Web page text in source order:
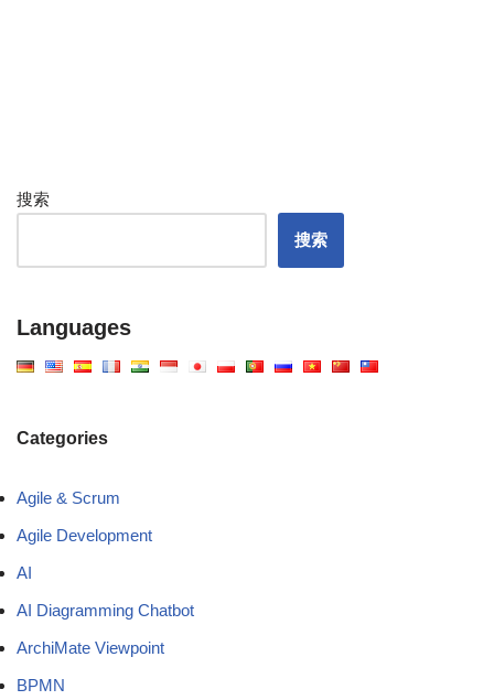
搜索
搜索
Languages
Categories
Agile & Scrum
Agile Development
AI
AI Diagramming Chatbot
ArchiMate Viewpoint
BPMN